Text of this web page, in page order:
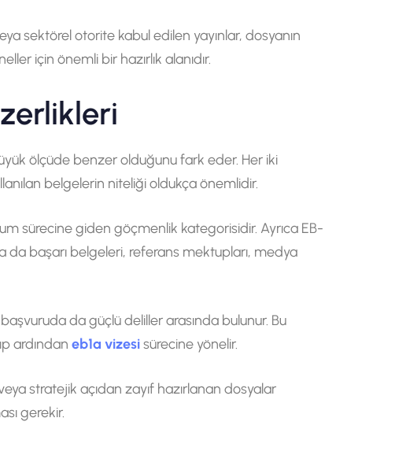
sektörel otorite kabul edilen yayınlar, dosyanın
için önemli bir hazırlık alanıdır.
ölçüde benzer olduğunu fark eder. Her iki
belgelerin niteliği oldukça önemlidir.
sürecine giden göçmenlik kategorisidir. Ayrıca EB-
da başarı belgeleri, referans mektupları, medya
da güçlü deliller arasında bulunur. Bu
ardından eb1a vizesisürecine yönelir.
stratejik açıdan zayıf hazırlanan dosyalar
gerekir.